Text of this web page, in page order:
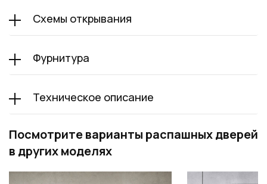
Схемы открывания
Фурнитура
Техническое описание
Посмотрите варианты распашных дверей
в других моделях